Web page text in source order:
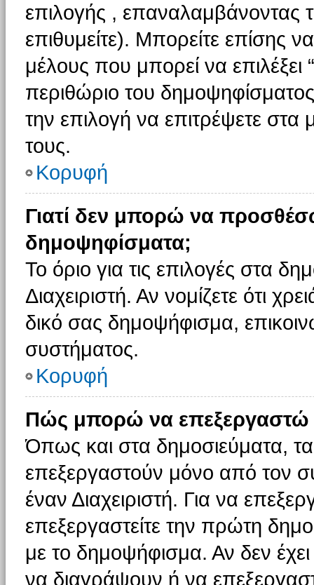
επιλογής , επαναλαμβάνοντας
επιθυμείτε). Μπορείτε επίσης
μέλους που μπορεί να επιλέξει
περιθώριο του
την επιλογή να επιτρέψετε στα
τους.
Κορυφή
Γιατί δεν μπορώ να
δημοψηφίσματα;
Το όριο για τις επιλογές στα
Διαχειριστή. Αν νομίζετε ότι
δικό σας δημοψήφισμα,
συστήματος.
Κορυφή
Πώς μπορώ να
Όπως και στα δημοσιεύματα,
επεξεργαστούν μόνο από τον
έναν Διαχειριστή. Για να
επεξεργαστείτε την πρώτη
με το δημοψήφισμα. Αν δεν
να διαγράψουν ή να